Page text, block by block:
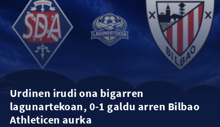
Urdinen irudi ona bigarren
lagunartekoan, 0-1 galdu arren Bilbao
Athleticen aurka